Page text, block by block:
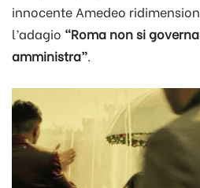
innocente Amedeo
l’adagio “Roma non si
amministra”.